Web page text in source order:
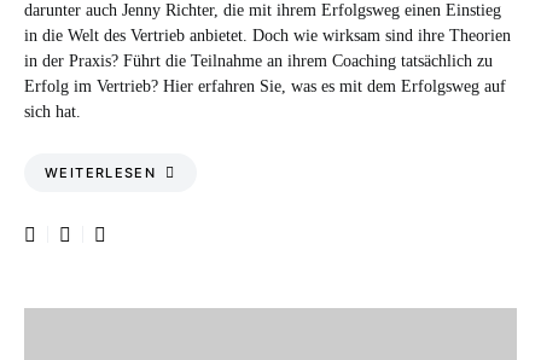
darunter auch Jenny Richter, die mit ihrem Erfolgsweg einen Einstieg
in die Welt des Vertrieb anbietet. Doch wie wirksam sind ihre Theorien
in der Praxis? Führt die Teilnahme an ihrem Coaching tatsächlich zu
Erfolg im Vertrieb? Hier erfahren Sie, was es mit dem Erfolgsweg auf
sich hat.
WEITERLESEN